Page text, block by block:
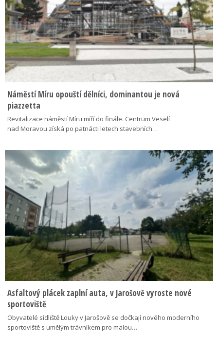
Náměstí Míru opouští dělníci, dominantou je nová
piazzetta
Revitalizace náměstí Míru míří do finále. Centrum Veselí
nad Moravou získá po patnácti letech stavebních…
Asfaltový plácek zaplní auta, v Jarošově vyroste nové
sportoviště
Obyvatelé sídliště Louky v Jarošově se dočkají nového moderního
sportoviště s umělým trávníkem pro malou…